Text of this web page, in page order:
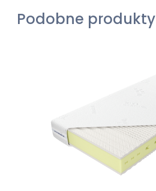
Podobne produkty